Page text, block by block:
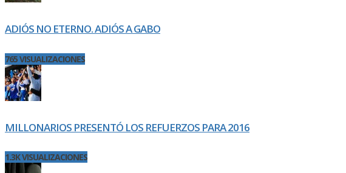
ADIÓS NO ETERNO. ADIÓS A GABO
765 VISUALIZACIONES
MILLONARIOS PRESENTÓ LOS REFUERZOS PARA 2016
1.3K VISUALIZACIONES